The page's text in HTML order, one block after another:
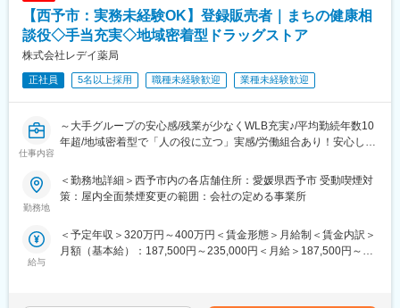
■労働組合があるので、安心して長く働ける仕組みがある：
職場での困りごとや意見を、労働組合を通じて会社に届けること
ができ、声を上げやすい環境があります。
＜数字で見るレデイ薬局＞
・男女比＝5：5
・平均勤続年数：10.9年
・月平均残業時間：8.7時間
変更の範囲：会社の定める業務
だく可能性があります。
＼仕事のやりがい／
レデイ薬局は、地域に密着したドラッグストアとして、
「健康相談ができる身近な存在」を目指しています。
◎日々の接客を通じてお客様から直接「ありがとう」をもらえる
◎将来的には店長として、店舗・人・地域をまとめる立場を目指
せる
です。
■現場から店舗運営まで段階的に成長できる環境：
レジ・商品管理などの基礎業務からスタートし、将来的には店長
【西予市：実務未経験OK】登録販売者｜まちの健康相
談役◇手当充実◇地域密着型ドラッグストア
株式会社レデイ薬局
正社員 5名以上採用 職種未経験歓迎 業種未経験歓迎
仕事内容
～大手グループの安心感/残業が少なくWLB充実♪/平均勤続年数10
年超/地域密着型で「人の役に立つ」実感/労働組合あり！安心して
■仕事内容：
まずは、レジ業務や商品管理などの基礎業務からスタートし、店
舗運営の基本を学んでいただきます。
勤務地
＜勤務地詳細＞西予市内の各店舗住所：愛媛県西予市 受動喫煙対
策：屋内全面禁煙変更の範囲：会社の定める事業所
給与
＜予定年収＞320万円～400万円＜賃金形態＞月給制＜賃金内訳＞
月額（基本給）：187,500円～235,000円＜月給＞187,500円～